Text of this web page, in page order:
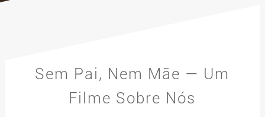
Sem Pai, Nem Mãe — Um
Filme Sobre Nós